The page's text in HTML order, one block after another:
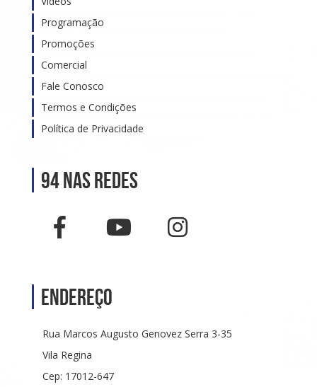
Programação
Promoções
Comercial
Fale Conosco
Termos e Condições
Política de Privacidade
94 nas Redes
Endereço
Rua Marcos Augusto Genovez Serra 3-35
Vila Regina
Cep: 17012-647